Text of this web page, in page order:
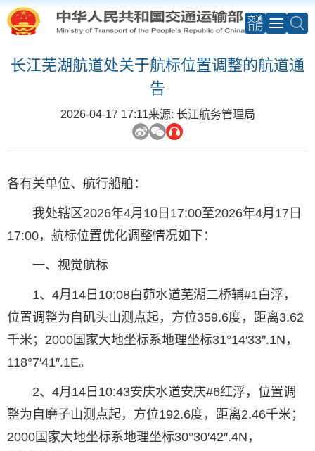
交通
日历
长江芜湖航道处关于航标位置调整的航道通
告
2026-04-17 17:11来源: 长江航务管理局
各有关单位、航行船舶：
我处辖区2026年4月10日17:00至2026年4月17日
17:00，航标位置优化调整情况如下：
一、视觉航标
1、4月14日10:08白茆水道芜湖二桥辅#1白浮，
位置调整为自矶头山测点起，方位359.6度，距离3.62
千米；2000国家大地坐标系地理坐标31°14′33″.1N，
118°7′41″.1E。
2、4月14日10:43安庆水道安庆#6红浮，位置调
整为自磨子山测点起，方位192.6度，距离2.46千米；
2000国家大地坐标系地理坐标30°30′42″.4N，